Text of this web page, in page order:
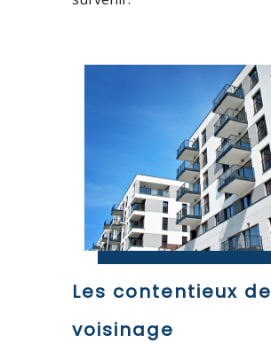
Les contentieux de
voisinage